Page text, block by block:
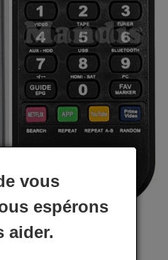
vous
espérons
aider.